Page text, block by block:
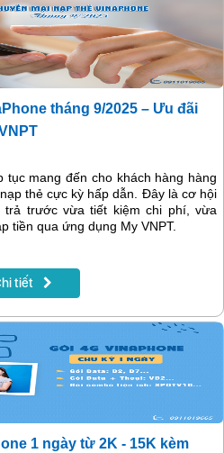
tháng 9/2025 – Ưu đãi
tục mang đến cho khách hàng hàng
thẻ cực kỳ hấp dẫn. Đây là cơ hội
trước vừa tiết kiệm chi phí, vừa
tiền qua ứng dụng My VNPT.
tiết
1 ngày từ 2K - 15K kèm